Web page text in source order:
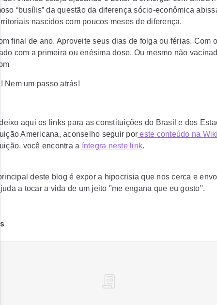
“busílis” da questão da diferença sócio-econômica
nascidos com poucos meses de diferença.
final de ano. Aproveite seus dias de folga ou férias. Com
com a primeira ou enésima dose. Ou mesmo não
Nem um passo atrás!
aqui os links para as constituições do Brasil e dos
Americana, aconselho seguir por este conteúdo na
você encontra a íntegra neste link.
deste blog é expor a hipocrisia que nos cerca e
a tocar a vida de um jeito "me engana que eu gosto".